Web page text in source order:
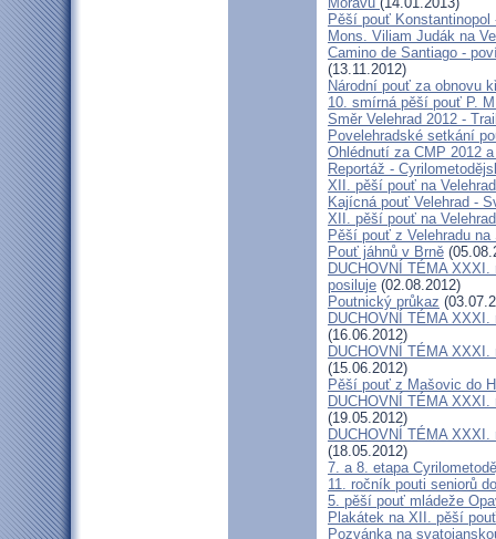
Pěší pouť Konstantinopol
Mons. Viliam Judák na
Camino de Santiago -
(13.11.2012)
Národní pouť za obnovu
10. smírná pěší pouť P.
Směr Velehrad 2012 -
Povelehradské setkání
Ohlédnutí za CMP 2012
Reportáž -
XII. pěší pouť na
Kajícná pouť Velehrad -
XII. pěší pouť na
Pěší pouť z Velehradu na
Pouť jáhnů v Brně
DUCHOVNÍ TÉMA
posiluje (02.08.2012)
Poutnický průkaz
DUCHOVNÍ TÉMA
(16.06.2012)
DUCHOVNÍ TÉMA
(15.06.2012)
Pěší pouť z Mašovic do
DUCHOVNÍ TÉMA
(19.05.2012)
DUCHOVNÍ TÉMA
(18.05.2012)
7. a 8. etapa
11. ročník pouti seniorů
5. pěší pouť mládeže
Plakátek na XII. pěší
Pozvánka na